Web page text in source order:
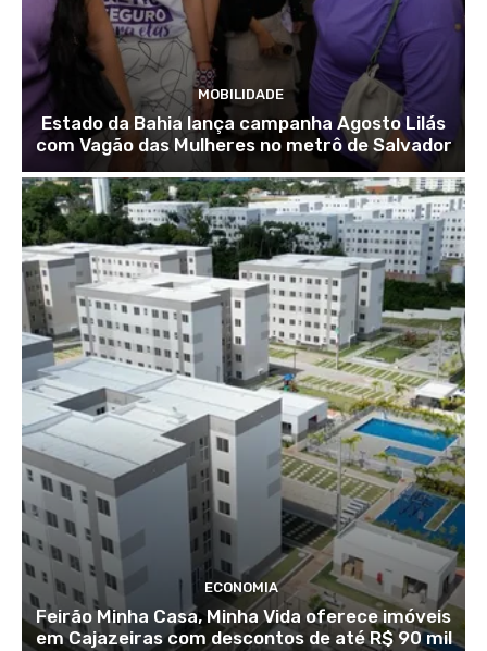
MOBILIDADE
Estado da Bahia lança campanha Agosto Lilás
com Vagão das Mulheres no metrô de Salvador
ECONOMIA
Feirão Minha Casa, Minha Vida oferece imóveis
em Cajazeiras com descontos de até R$ 90 mil